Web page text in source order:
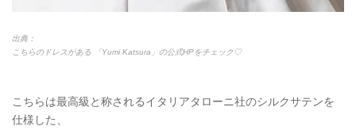
出典：
こちらのドレスがある 「Yumi Katsura」の公式HPをチェック♡
こちらは最高級と称されるイタリアタローニ社のシルクサテンを
仕様した、